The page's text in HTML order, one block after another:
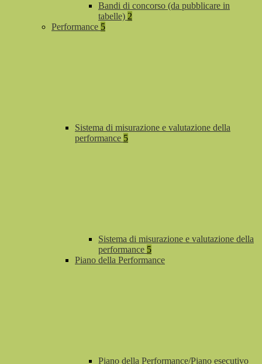
Bandi di concorso (da pubblicare in
tabelle) 2
Performance 5
Sistema di misurazione e valutazione della
performance 5
Sistema di misurazione e valutazione della
performance 5
Piano della Performance
Piano della Performance/Piano esecutivo